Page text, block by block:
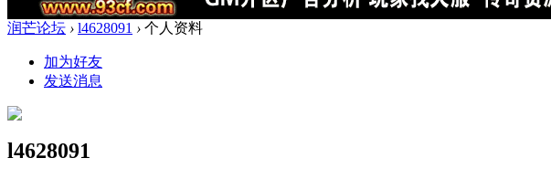
润芒论坛 › l4628091 › 个人资料
加为好友
发送消息
l4628091